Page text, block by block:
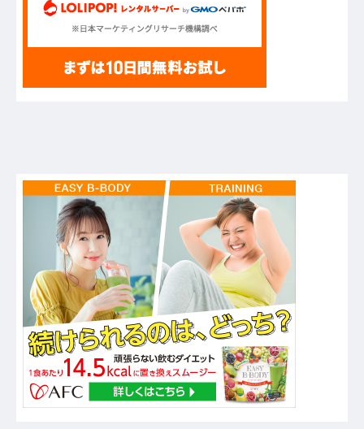
【衝撃】報酬100万円超の治験募集がこちらｗｗ
【愕然】白のクラウン俺氏、高速道路左車線を制